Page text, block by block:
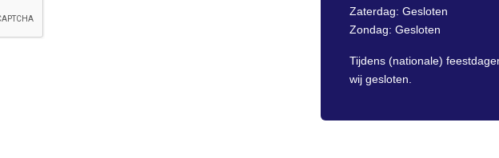
Zaterdag: Gesloten
Zondag: Gesloten
Tijdens (nationale)
wij gesloten.